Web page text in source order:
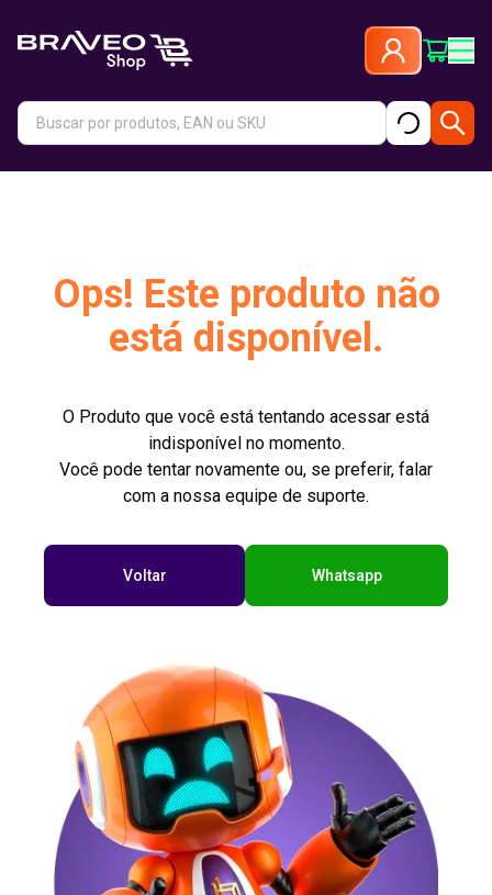
Ops! Este produto não
está disponível.
O Produto que você está tentando acessar está
indisponível no momento.
Você pode tentar novamente ou, se preferir, falar
com a nossa equipe de suporte.
Voltar Whatsapp